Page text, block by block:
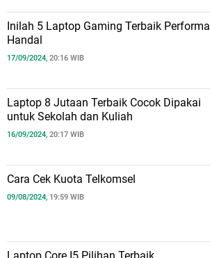
Inilah 5 Laptop Gaming Terbaik Performa
Handal
17/09/2024, 20:16 WIB
Laptop 8 Jutaan Terbaik Cocok Dipakai
untuk Sekolah dan Kuliah
16/09/2024, 20:17 WIB
Cara Cek Kuota Telkomsel
09/08/2024, 19:59 WIB